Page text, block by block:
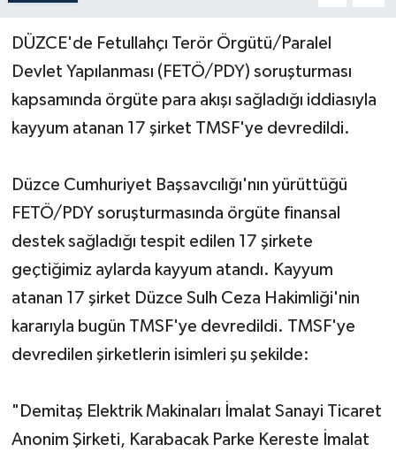
DÜZCE'de Fetullahçı Terör Örgütü/Paralel
Devlet Yapılanması (FETÖ/PDY) soruşturması
kapsamında örgüte para akışı sağladığı iddiasıyla
kayyum atanan 17 şirket TMSF'ye devredildi.
Düzce Cumhuriyet Başsavcılığı'nın yürüttüğü
FETÖ/PDY soruşturmasında örgüte finansal
destek sağladığı tespit edilen 17 şirkete
geçtiğimiz aylarda kayyum atandı. Kayyum
atanan 17 şirket Düzce Sulh Ceza Hakimliği'nin
kararıyla bugün TMSF'ye devredildi. TMSF'ye
devredilen şirketlerin isimleri şu şekilde:
"Demitaş Elektrik Makinaları İmalat Sanayi Ticaret
Anonim Şirketi, Karabacak Parke Kereste İmalat
DÜNYA
YEREL